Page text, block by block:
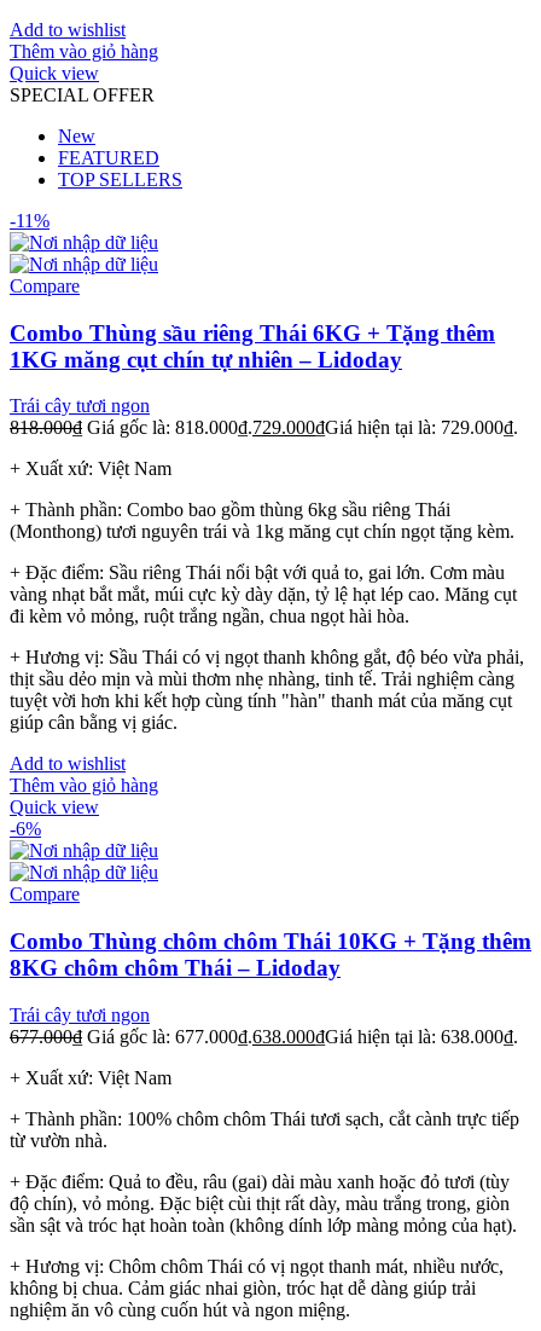
Add to wishlist
Thêm vào giỏ hàng
Quick view
SPECIAL OFFER
New
FEATURED
TOP SELLERS
-11%
Compare
Combo Thùng sầu riêng Thái 6KG + Tặng thêm
1KG măng cụt chín tự nhiên – Lidoday
Trái cây tươi ngon
818.000₫ Giá gốc là: 818.000₫.729.000₫Giá hiện tại là: 729.000₫.
+ Xuất xứ: Việt Nam
+ Thành phần: Combo bao gồm thùng 6kg sầu riêng Thái
(Monthong) tươi nguyên trái và 1kg măng cụt chín ngọt tặng kèm.
+ Đặc điểm: Sầu riêng Thái nổi bật với quả to, gai lớn. Cơm màu
vàng nhạt bắt mắt, múi cực kỳ dày dặn, tỷ lệ hạt lép cao. Măng cụt
đi kèm vỏ mỏng, ruột trắng ngần, chua ngọt hài hòa.
+ Hương vị: Sầu Thái có vị ngọt thanh không gắt, độ béo vừa phải,
thịt sầu dẻo mịn và mùi thơm nhẹ nhàng, tinh tế. Trải nghiệm càng
tuyệt vời hơn khi kết hợp cùng tính "hàn" thanh mát của măng cụt
giúp cân bằng vị giác.
Add to wishlist
Thêm vào giỏ hàng
Quick view
-6%
Compare
Combo Thùng chôm chôm Thái 10KG + Tặng thêm
8KG chôm chôm Thái – Lidoday
Trái cây tươi ngon
677.000₫ Giá gốc là: 677.000₫.638.000₫Giá hiện tại là: 638.000₫.
+ Xuất xứ: Việt Nam
+ Thành phần: 100% chôm chôm Thái tươi sạch, cắt cành trực tiếp
từ vườn nhà.
+ Đặc điểm: Quả to đều, râu (gai) dài màu xanh hoặc đỏ tươi (tùy
độ chín), vỏ mỏng. Đặc biệt cùi thịt rất dày, màu trắng trong, giòn
sần sật và tróc hạt hoàn toàn (không dính lớp màng mỏng của hạt).
+ Hương vị: Chôm chôm Thái có vị ngọt thanh mát, nhiều nước,
không bị chua. Cảm giác nhai giòn, tróc hạt dễ dàng giúp trải
nghiệm ăn vô cùng cuốn hút và ngon miệng.